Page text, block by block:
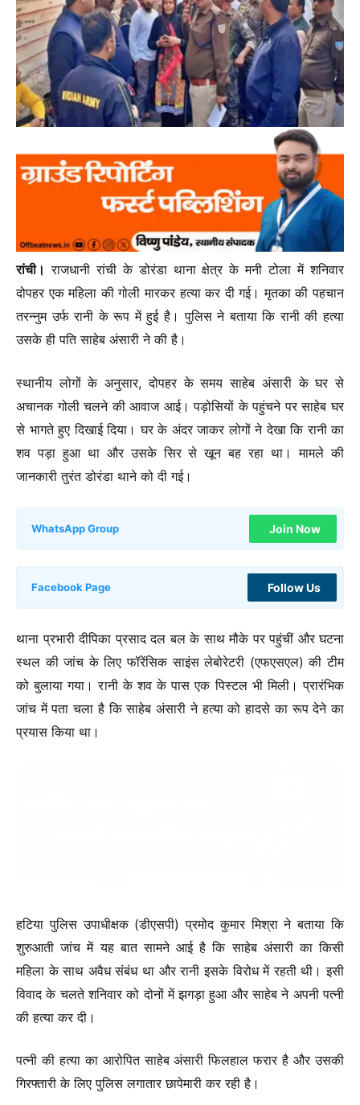
रांची। राजधानी रांची के डोरंडा थाना क्षेत्र के मनी टोला में शनिवार
दोपहर एक महिला की गोली मारकर हत्या कर दी गई। मृतका की पहचान
तरन्नुम उर्फ रानी के रूप में हुई है। पुलिस ने बताया कि रानी की हत्या
उसके ही पति साहेब अंसारी ने की है।
स्थानीय लोगों के अनुसार, दोपहर के समय साहेब अंसारी के घर से
अचानक गोली चलने की आवाज आई। पड़ोसियों के पहुंचने पर साहेब घर
से भागते हुए दिखाई दिया। घर के अंदर जाकर लोगों ने देखा कि रानी का
शव पड़ा हुआ था और उसके सिर से खून बह रहा था। मामले की
जानकारी तुरंत डोरंडा थाने को दी गई।
WhatsApp Group Join Now
Facebook Page Follow Us
थाना प्रभारी दीपिका प्रसाद दल बल के साथ मौके पर पहुंचीं और घटना
स्थल की जांच के लिए फॉरेंसिक साइंस लेबोरेटरी (एफएसएल) की टीम
को बुलाया गया। रानी के शव के पास एक पिस्टल भी मिली। प्रारंभिक
जांच में पता चला है कि साहेब अंसारी ने हत्या को हादसे का रूप देने का
प्रयास किया था।
हटिया पुलिस उपाधीक्षक (डीएसपी) प्रमोद कुमार मिश्रा ने बताया कि
शुरुआती जांच में यह बात सामने आई है कि साहेब अंसारी का किसी
महिला के साथ अवैध संबंध था और रानी इसके विरोध में रहती थी। इसी
विवाद के चलते शनिवार को दोनों में झगड़ा हुआ और साहेब ने अपनी पत्नी
की हत्या कर दी।
पत्नी की हत्या का आरोपित साहेब अंसारी फिलहाल फरार है और उसकी
गिरफ्तारी के लिए पुलिस लगातार छापेमारी कर रही है।